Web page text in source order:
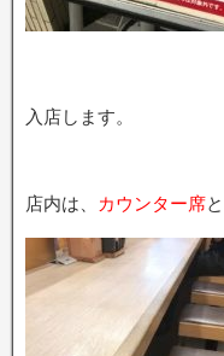
入店します。
店内は、 カウンター席と